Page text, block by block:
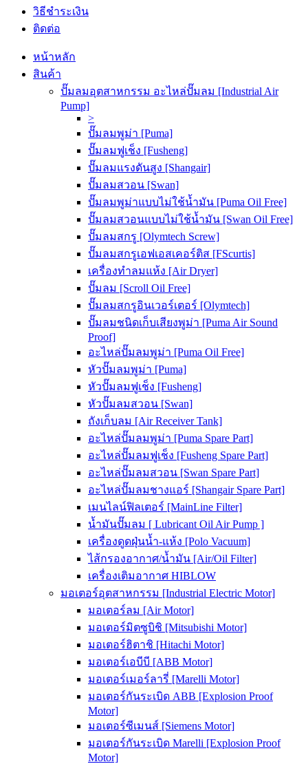
วิธีชำระเงิน
ติดต่อ
หน้าหลัก
สินค้า
ปั๊มลมอุตสาหกรรม อะไหล่ปั๊มลม [Industrial Air
Pump]
>
ปั๊มลมพูม่า [Puma]
ปั๊มลมฟูเช็ง [Fusheng]
ปั๊มลมแรงดันสูง [Shangair]
ปั๊มลมสวอน [Swan]
ปั๊มลมพูม่าแบบไม่ใช้น้ำมัน [Puma Oil Free]
ปั๊มลมสวอนแบบไม่ใช้น้ำมัน [Swan Oil Free]
ปั๊มลมสกรู [Olymtech Screw]
ปั๊มลมสกรูเอฟเอสเคอร์ติส [FScurtis]
เครื่องทำลมแห้ง [Air Dryer]
ปั๊มลม [Scroll Oil Free]
ปั๊มลมสกรูอินเวอร์เตอร์ [Olymtech]
ปั๊มลมชนิดเก็บเสียงพูม่า [Puma Air Sound
Proof]
อะไหล่ปั๊มลมพูม่า [Puma Oil Free]
หัวปั๊มลมพูม่า [Puma]
หัวปั๊มลมฟูเช็ง [Fusheng]
หัวปั๊มลมสวอน [Swan]
ถังเก็บลม [Air Receiver Tank]
อะไหล่ปั๊มลมพูม่า [Puma Spare Part]
อะไหล่ปั๊มลมฟูเช็ง [Fusheng Spare Part]
อะไหล่ปั๊มลมสวอน [Swan Spare Part]
อะไหล่ปั๊มลมชางแอร์ [Shangair Spare Part]
เมนไลน์ฟิลเตอร์ [MainLine Filter]
น้ำมันปั๊มลม [ Lubricant Oil Air Pump ]
เครื่องดูดฝุ่นน้ำ-แห้ง [Polo Vacuum]
ไส้กรองอากาศ/น้ำมัน [Air/Oil Filter]
เครื่องเติมอากาศ HIBLOW
มอเตอร์อุตสาหกรรม [Industrial Electric Motor]
มอเตอร์ลม [Air Motor]
มอเตอร์มิตซูบิชิ [Mitsubishi Motor]
มอเตอร์ฮิตาชิ [Hitachi Motor]
มอเตอร์เอบีบี [ABB Motor]
มอเตอร์เมอร์ลารี่ [Marelli Motor]
มอเตอร์กันระเบิด ABB [Explosion Proof
Motor]
มอเตอร์ซีเมนส์ [Siemens Motor]
มอเตอร์กันระเบิด Marelli [Explosion Proof
Motor]